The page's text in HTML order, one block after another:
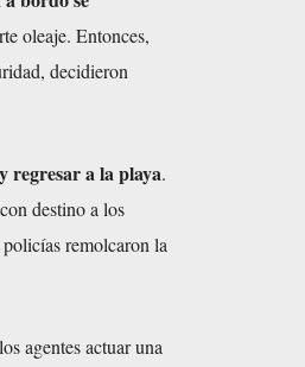
oleaje. Entonces,
decidieron
regresar a la playa.
destino a los
remolcaron la
agentes actuar una